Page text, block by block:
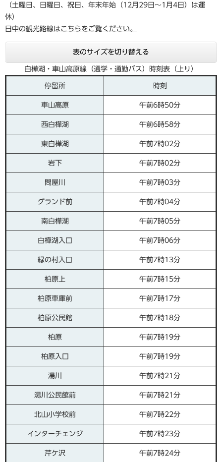
（土曜日、日曜日、祝日、年末年始（12月29日～1月4日）は運
休）
日中の観光路線はこちらをご覧ください。
表のサイズを切り替える
白樺湖・車山高原線（通学・通勤バス）時刻表（上り）
停留所 時刻
車山高原 午前6時50分
西白樺湖 午前6時58分
東白樺湖 午前7時02分
岩下 午前7時02分
問屋川 午前7時03分
グランド前 午前7時04分
南白樺湖 午前7時05分
白樺湖入口 午前7時06分
緑の村入口 午前7時13分
柏原上 午前7時15分
柏原車庫前 午前7時17分
柏原公民館 午前7時18分
柏原 午前7時19分
柏原入口 午前7時19分
湯川 午前7時21分
湯川公民館前 午前7時21分
北山小学校前 午前7時22分
インターチェンジ 午前7時23分
芹ケ沢 午前7時24分